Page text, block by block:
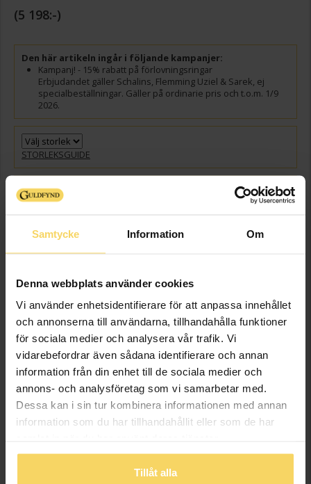
Samtycke Information Om
Denna webbplats använder cookies
Vi använder enhetsidentifierare för att anpassa innehållet
och annonserna till användarna, tillhandahålla funktioner
för sociala medier och analysera vår trafik. Vi
vidarebefordrar även sådana identifierare och annan
information från din enhet till de sociala medier och
annons- och analysföretag som vi samarbetar med.
Dessa kan i sin tur kombinera informationen med annan
information som du har tillhandahållit eller som de har
Tillåt alla
5 198:-
Den här artikeln ingår i följande kampanjer:
Kampanj! - 15% rabatt på förlovningsringar
Erbjudandet gäller Schalins, Flemming Uziel & Sarek, ej
specialbeställningar. Gäller på ordinarie pris och t.o.m. 1/9
2026.
STORLEKSGUIDE
Välj guldfärg
Beställningsvara
Leveranstid 5-15 arbetsdagar. Ingen bytesrätt, returrätt eller öppet köp
för beställningsvaror samt graverade varor. Läs mer om ångerrätt och
öppet köp i webbshoppenhär.
Beställningsvara - Max 15 arbetsdagars leveranstid.
Info
Bredd ca (mm)
4.5
Schalins